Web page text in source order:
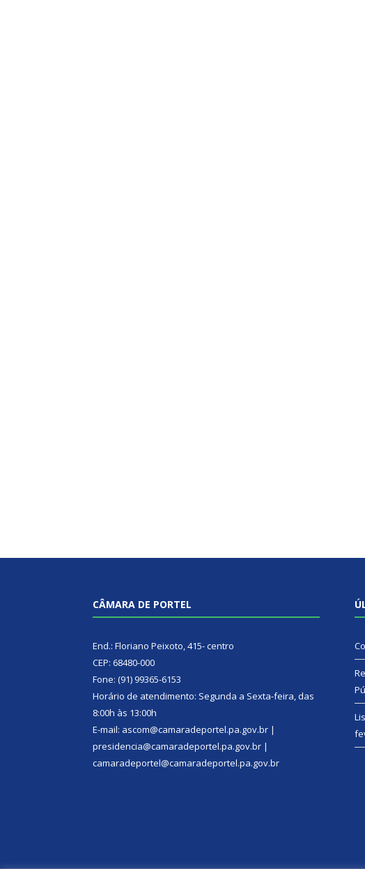
CÂMARA DE PORTEL
End.: Floriano Peixoto, 415- centro
CEP: 68480-000
Fone: (91) 99365-6153
Horário de atendimento: Segunda a Sexta-feira, das
8:00h às 13:00h
E-mail: ascom@camaradeportel.pa.gov.br |
presidencia@camaradeportel.pa.gov.br |
camaradeportel@camaradeportel.pa.gov.br